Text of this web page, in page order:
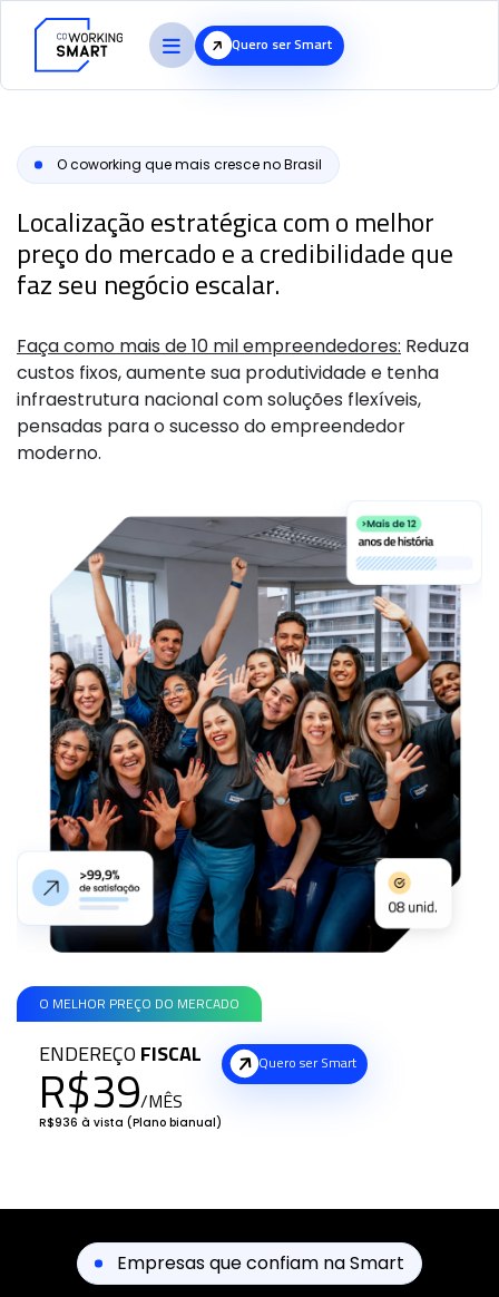
Quero ser Smart
O coworking que mais cresce no Brasil
Localização estratégica com o melhor
preço do mercado e a credibilidade que
faz seu negócio escalar.
Faça como mais de 10 mil empreendedores: Reduza
custos fixos, aumente sua produtividade e tenha
infraestrutura nacional com soluções flexíveis,
pensadas para o sucesso do empreendedor
moderno.
O MELHOR PREÇO DO MERCADO
ENDEREÇO FISCAL
R$39/MÊS
R$936 à vista (Plano bianual)
Quero ser Smart
Empresas que confiam na Smart